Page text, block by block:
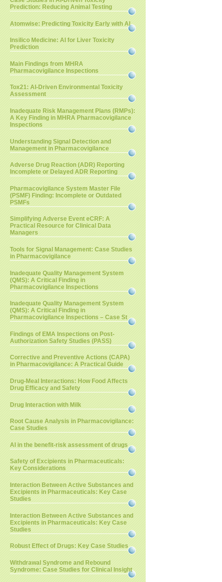
Prediction: Reducing Animal Testing
Atomwise: Predicting Toxicity Early with AI
Insilico Medicine: AI for Liver Toxicity
Prediction
Main Findings from MHRA
Pharmacovigilance Inspections
Tox21: AI-Driven Environmental Toxicity
Assessment
Inadequate Risk Management Plans (RMPs):
A Key Finding in MHRA Pharmacovigilance
Inspections
Understanding Signal Detection and
Management in Pharmacovigilance
Adverse Drug Reaction (ADR) Reporting
Incomplete or Delayed ADR Reporting
Pharmacovigilance System Master File
(PSMF) Finding: Incomplete or Outdated
PSMFs
Simplifying Adverse Event eCRF: A
Practical Resource for Clinical Data
Managers
Tools for Signal Management: Case Studies
in Pharmacovigilance
Inadequate Quality Management System
(QMS): A Critical Finding in
Pharmacovigilance Inspections
Inadequate Quality Management System
(QMS): A Critical Finding in
Pharmacovigilance Inspections – Case St
Findings of EMA Inspections on Post-
Authorization Safety Studies (PASS)
Corrective and Preventive Actions (CAPA)
in Pharmacovigilance: A Practical Guide
Drug-Meal Interactions: How Food Affects
Drug Efficacy and Safety
Drug Interaction with Milk
Root Cause Analysis in Pharmacovigilance:
Case Studies
AI in the benefit-risk assessment of drugs
Safety of Excipients in Pharmaceuticals:
Key Considerations
Interaction Between Active Substances and
Excipients in Pharmaceuticals: Key Case
Studies
Interaction Between Active Substances and
Excipients in Pharmaceuticals: Key Case
Studies
Robust Effect of Drugs: Key Case Studies
Withdrawal Syndrome and Rebound
Syndrome: Case Studies for Clinical Insight